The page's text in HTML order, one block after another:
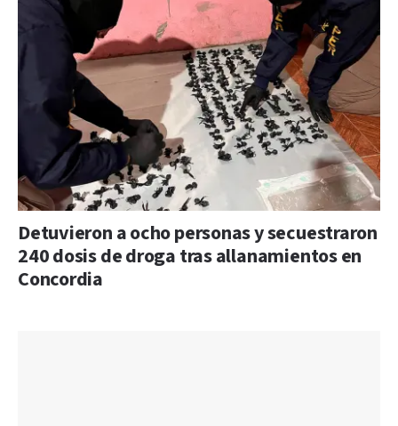
Detuvieron a ocho personas y secuestraron
240 dosis de droga tras allanamientos en
Concordia